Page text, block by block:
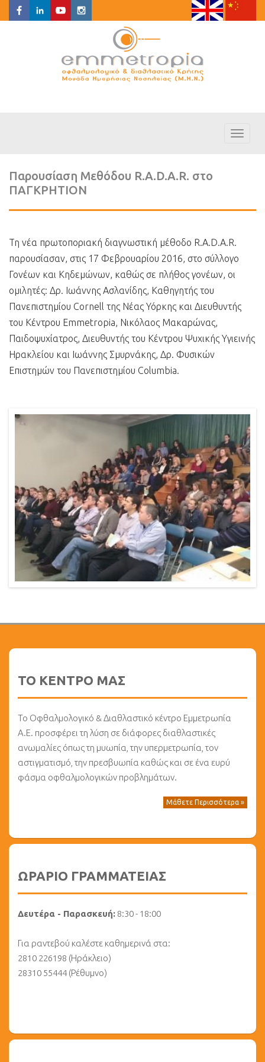
Παρουσίαση Μεθόδου R.A.D.A.R. στο
ΠΑΓΚΡΗΤΙΟΝ
Τη νέα πρωτοποριακή διαγνωστική μέθοδο R.A.D.A.R.
παρουσίασαν, στις 17 Φεβρουαρίου 2016, στο σύλλογο
Γονέων και Κηδεμώνων, καθώς σε πλήθος γονέων, οι
ομιλητές: Δρ. Ιωάννης Ασλανίδης, Καθηγητής του
Πανεπιστημίου Cornell της Νέας Υόρκης και Διευθυντής
του Κέντρου Emmetropia, Νικόλαος Μακαρώνας,
Παιδοψυχίατρος, Διευθυντής του Κέντρου Ψυχικής Υγιεινής
Ηρακλείου και Ιωάννης Σμυρνάκης, Δρ. Φυσικών
Επιστημών του Πανεπιστημίου Columbia.
Toggle
ΤΟ ΚΕΝΤΡΟ ΜΑΣ
Το Οφθαλμολογικό & Διαθλαστικό κέντρο Εμμετρωπία
Α.Ε. προσφέρει τη λύση σε διάφορες διαθλαστικές
ανωμαλίες όπως τη μυωπία, την υπερμετρωπία, τον
αστιγματισμό, την πρεσβυωπία καθώς και σε ένα ευρύ
φάσμα οφθαλμολογικών προβλημάτων.
Μάθετε Περισσότερα »
ΩΡΑΡΙΟ ΓΡΑΜΜΑΤΕΙΑΣ
Δευτέρα - Παρασκευή: 8:30 - 18:00
Για ραντεβού καλέστε καθημερινά στα:
2810 226198 (Ηράκλειο)
28310 55444 (Ρέθυμνο)